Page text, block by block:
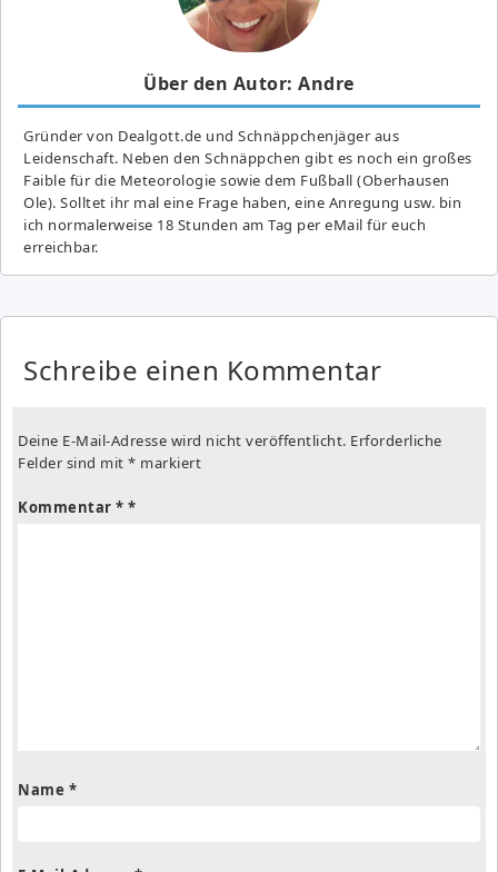
Über den Autor: Andre
Gründer von Dealgott.de und Schnäppchenjäger aus
Leidenschaft. Neben den Schnäppchen gibt es noch ein großes
Fai­ble für die Meteorologie sowie dem Fußball (Oberhausen
Ole). Solltet ihr mal eine Frage haben, eine Anregung usw. bin
ich normalerweise 18 Stunden am Tag per eMail für euch
erreichbar.
Schreibe einen Kommentar
Deine E-Mail-Adresse wird nicht veröffentlicht. Erforderliche
Felder sind mit * markiert
Kommentar *
Name *